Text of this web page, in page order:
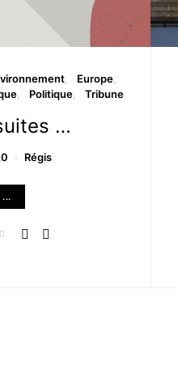
Europe
Politique Tribune
…
Régis
...